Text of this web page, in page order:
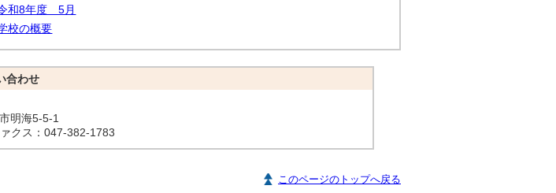
和8年度 5月
校の概要
合わせ
明海5-5-1
クス：047-382-1783
このページのトップへ戻る